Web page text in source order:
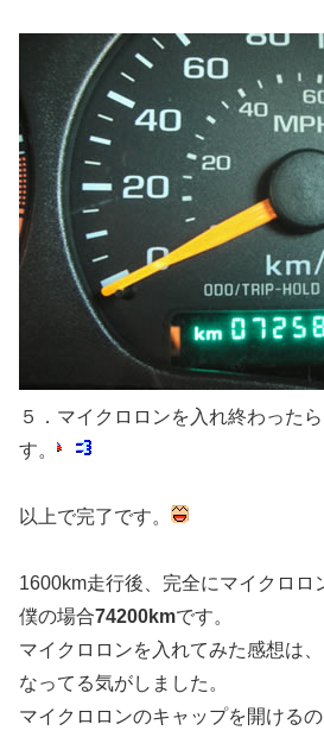
５．マイクロロンを入れ終わった
す。
以上で完了です。
1600km走行後、完全にマイクロロ
僕の場合74200kmです。
マイクロロンを入れてみた感想は
なってる気がしました。
マイクロロンのキャップを開ける